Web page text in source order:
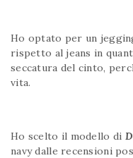
Ho optato per un
rispetto al jeans in
seccatura del cinto,
vita.
Ho scelto il modello di
navy dalle recensioni